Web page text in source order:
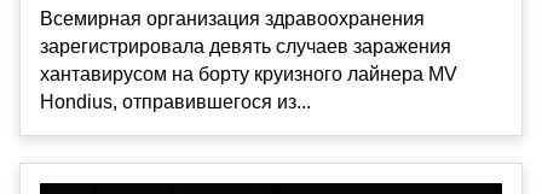
Всемирная организация здравоохранения
зарегистрировала девять случаев заражения
хантавирусом на борту круизного лайнера MV
Hondius, отправившегося из...